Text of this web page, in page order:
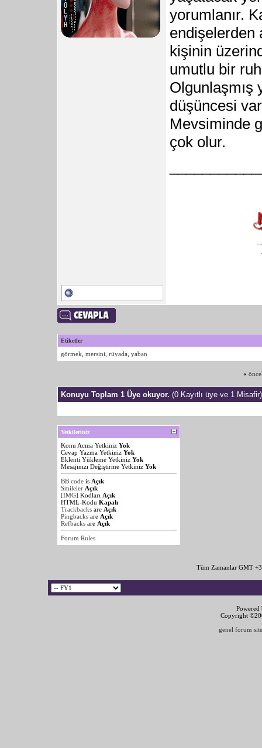
yorumlanır.
endişelerden
kişinin
umutlu bir
Olgunlaşmış
düşüncesi
Mevsiminde
çok olur.
Etiketler
görmek mersini rüyada yaban
«
Konuyu Toplam 1 Üye okuyor. (0 Kayıtlı üye ve 1 Misafir)
Yetkileriniz
Konu Acma Yetkiniz Yok
Cevap Yazma Yetkiniz Yok
Eklenti Yükleme Yetkiniz Yok
Mesajınızı Değiştirme Yetkiniz Yok
BB code is Açık
Smileler Açık
[IMG] Kodları Açık
HTML-Kodu Kapalı
Trackbacks are Açık
Pingbacks are Açık
Refbacks are Açık
Forum Rules
Tüm Zamanlar GMT
Copyright
genel forum